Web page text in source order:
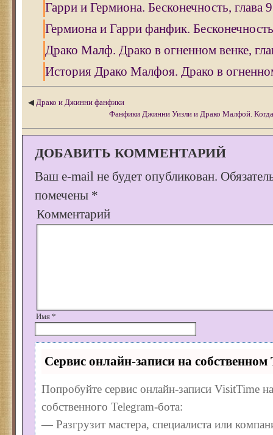
Гарри и Гермиона. Бесконечность, глава 9
Гермиона и Гарри фанфик.
Драко Малф. Драко в огненном венке,
История Драко Малфоя. Драко в
◀ Драко и Джинни фанфики
Фанфики Джинни Уизли и Драко Малфой.
ДОБАВИТЬ КОММЕНТАРИЙ
Ваш e-mail не будет опубликован.
помечены *
Комментарий
Имя *
Сервис онлайн-записи на собственном
Попробуйте сервис онлайн-записи VisitTime
собственного Telegram-бота:
— Разгрузит мастера, специалиста или